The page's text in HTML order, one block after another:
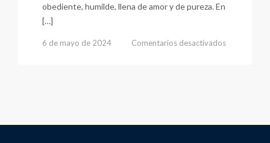
obediente, humilde, llena de amor y de pureza. En
[…]
6 de mayo de 2024 Comentarios desactivados
María!